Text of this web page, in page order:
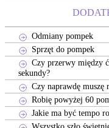
Odmiany pompek
Sprzęt do pompek
Czy przerwy między
sekundy?
Czy naprawdę muszę
Robię powyżej 60
Jakie ma być tempo